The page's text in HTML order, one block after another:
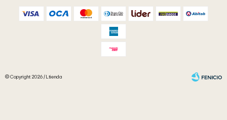
© Copyright 2026 / Ltienda